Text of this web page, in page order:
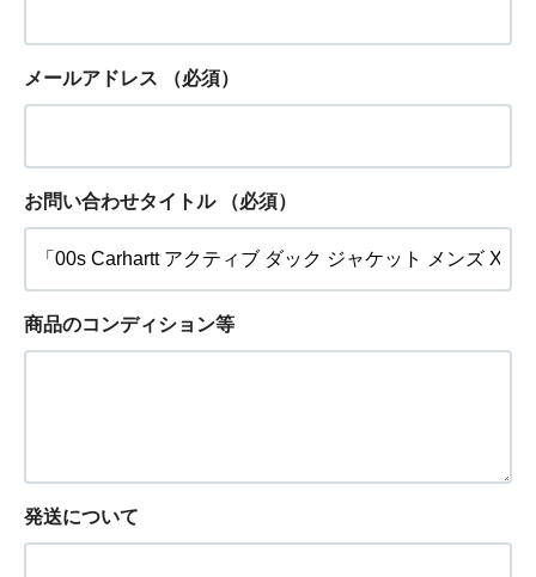
メールアドレス （必須）
お問い合わせタイトル （必須）
商品のコンディション等
発送について